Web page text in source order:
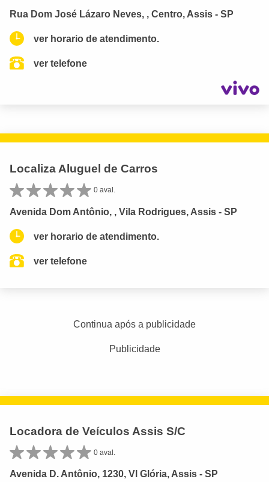
Rua Dom José Lázaro Neves, , Centro, Assis - SP
ver horario de atendimento.
ver telefone
Localiza Aluguel de Carros
0 aval.
Avenida Dom Antônio, , Vila Rodrigues, Assis - SP
ver horario de atendimento.
ver telefone
Continua após a publicidade
Publicidade
Locadora de Veículos Assis S/C
0 aval.
Avenida D. Antônio, 1230, Vl Glória, Assis - SP